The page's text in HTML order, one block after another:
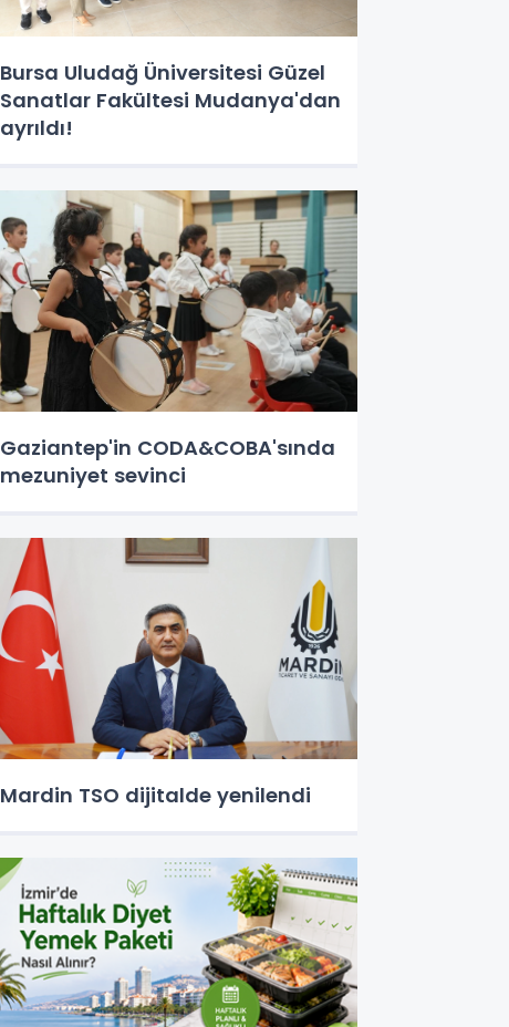
Bursa Uludağ Üniversitesi Güzel
Sanatlar Fakültesi Mudanya'dan
ayrıldı!
Gaziantep'in CODA&COBA'sında
mezuniyet sevinci
Mardin TSO dijitalde yenilendi